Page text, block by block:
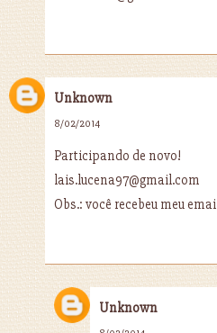
Unknown
8/02/2014
Participando de novo!
lais.lucena97@gmail.com
Obs.: você recebeu meu emai
Unknown